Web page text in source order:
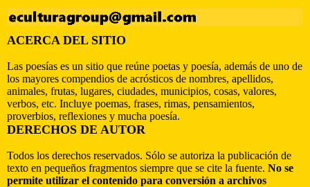
ACERCA DEL SITIO
Las poesías es un sitio que reúne poetas y poesía, además de uno de
los mayores compendios de acrósticos de nombres, apellidos,
animales, frutas, lugares, ciudades, municipios, cosas, valores,
verbos, etc. Incluye poemas, frases, rimas, pensamientos,
proverbios, reflexiones y mucha poesía.
DERECHOS DE AUTOR
Todos los derechos reservados. Sólo se autoriza la publicación de
texto en pequeños fragmentos siempre que se cite la fuente. No se
permite utilizar el contenido para conversión a archivos